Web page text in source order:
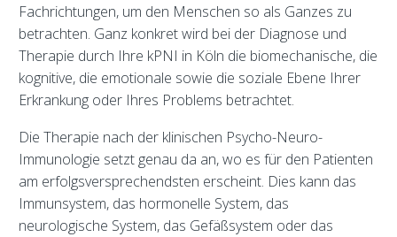
Fachrichtungen, um den Menschen so als Ganzes zu
betrachten. Ganz konkret wird bei der Diagnose und
Therapie durch Ihre kPNI in Köln die biomechanische, die
kognitive, die emotionale sowie die soziale Ebene Ihrer
Erkrankung oder Ihres Problems betrachtet.
Die Therapie nach der klinischen Psycho-Neuro-
Immunologie setzt genau da an, wo es für den Patienten
am erfolgsversprechendsten erscheint. Dies kann das
Immunsystem, das hormonelle System, das
neurologische System, das Gefäßsystem oder das